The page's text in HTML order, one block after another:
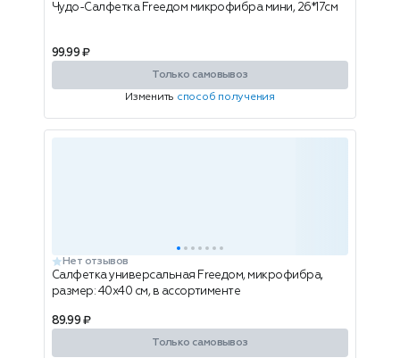
Чудо-Салфетка Freeдом микрофибра мини, 26*17см
99.99 ₽
Только самовывоз
Изменить способ получения
Нет отзывов
Салфетка универсальная Freeдом, микрофибра,
размер: 40х40 см, в ассортименте
89.99 ₽
Только самовывоз